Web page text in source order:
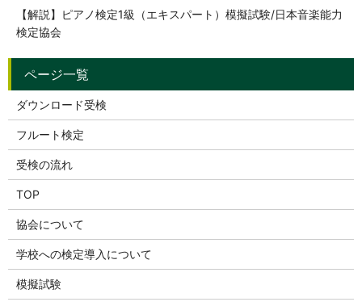
【解説】ピアノ検定1級（エキスパート）模擬試験/日本音楽能力
検定協会
ダウンロード受検
フルート検定
受検の流れ
TOP
協会について
学校への検定導入について
模擬試験